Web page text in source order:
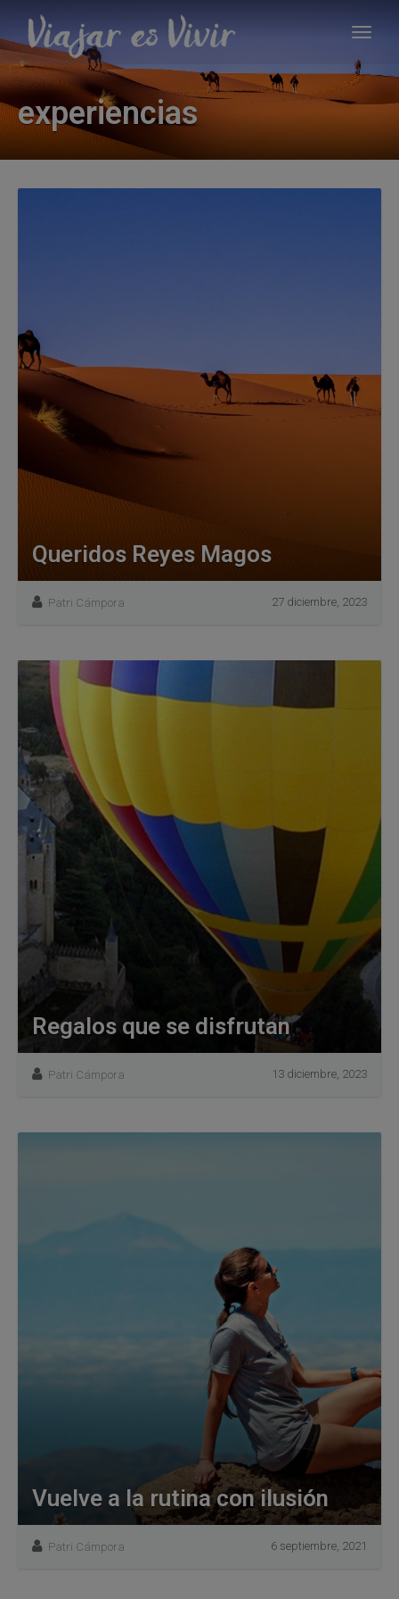
experiencias
Queridos Reyes Magos
Patri Cámpora 27 diciembre, 2023
Regalos que se disfrutan
Patri Cámpora 13 diciembre, 2023
Vuelve a la rutina con ilusión
Patri Cámpora 6 septiembre, 2021